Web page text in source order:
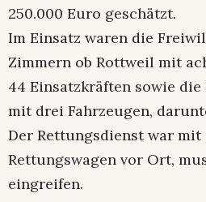
250.000 Euro geschätzt.
Im Einsatz waren die
Zimmern ob Rottweil mit
44 Einsatzkräften sowie
mit drei Fahrzeugen,
Der Rettungsdienst war mit
Rettungswagen vor Ort,
eingreifen.